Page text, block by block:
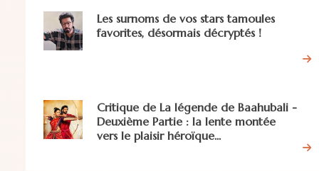
Les surnoms de vos stars tamoules
favorites, désormais décryptés !
Critique de La légende de Baahubali -
Deuxième Partie : la lente montée
vers le plaisir héroïque...